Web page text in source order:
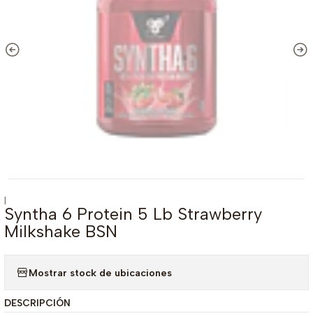
|
Syntha 6 Protein 5 Lb Strawberry
Milkshake BSN
Mostrar stock de ubicaciones
DESCRIPCIÓN